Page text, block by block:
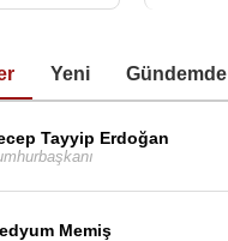
Yeni Gündemde
Tayyip Erdoğan
Memiş